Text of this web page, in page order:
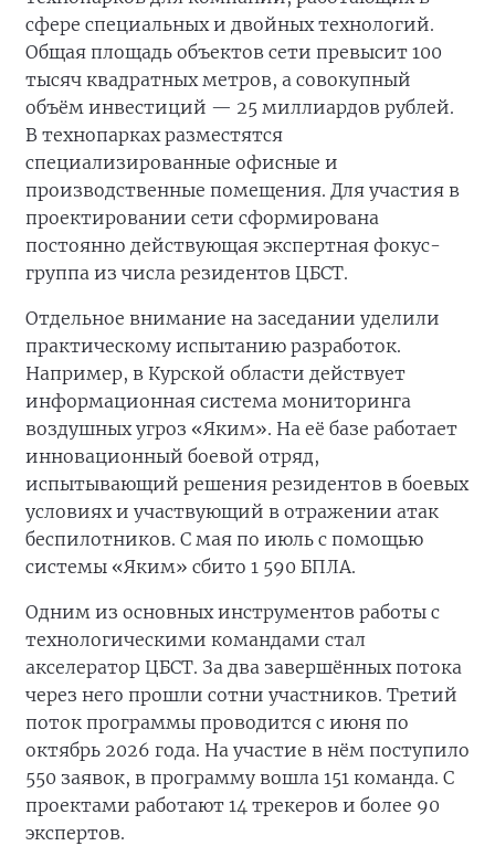
сфере специальных и двойных технологий.
Общая площадь объектов сети превысит 100
тысяч квадратных метров, а совокупный
объём инвестиций — 25 миллиардов рублей.
В технопарках разместятся
специализированные офисные и
производственные помещения. Для участия в
проектировании сети сформирована
постоянно действующая экспертная фокус-
группа из числа резидентов ЦБСТ.
Отдельное внимание на заседании уделили
практическому испытанию разработок.
Например, в Курской области действует
информационная система мониторинга
воздушных угроз «Яким». На её базе работает
инновационный боевой отряд,
испытывающий решения резидентов в боевых
условиях и участвующий в отражении атак
беспилотников. С мая по июль с помощью
системы «Яким» сбито 1 590 БПЛА.
Одним из основных инструментов работы с
технологическими командами стал
акселератор ЦБСТ. За два завершённых потока
через него прошли сотни участников. Третий
поток программы проводится с июня по
октябрь 2026 года. На участие в нём поступило
550 заявок, в программу вошла 151 команда. С
проектами работают 14 трекеров и более 90
экспертов.